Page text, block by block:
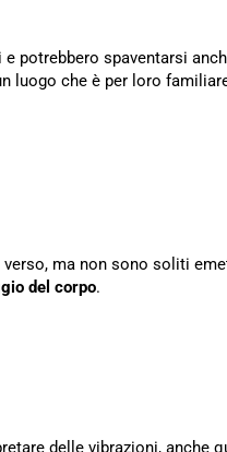
potrebbero spaventarsi
luogo che è per loro
ma non sono soliti
del corpo.
delle vibrazioni, anche